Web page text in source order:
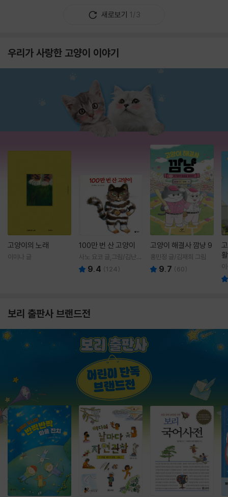
새로보기 1/3
우리가 사랑한 고양이 이야기
고양이의 노래
이미나 글
100만 번 산 고양이
사노 요코 글,그림/김난주
역 9.4 (124)
고양이 해결사 깜냥 9
홍민정 글/김재희 그림
9.7 (60)
보리 출판사 브랜드전